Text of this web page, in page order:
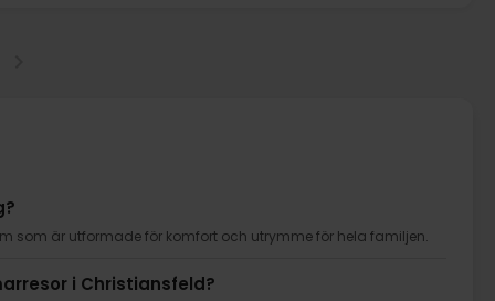
som är utformade för komfort och utrymme för hela familjen.
i Christiansfeld?